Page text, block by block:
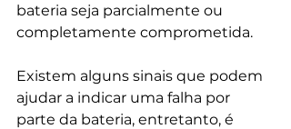
bateria seja parcialmente ou
completamente comprometida.
Existem alguns sinais que podem
ajudar a indicar uma falha por
parte da bateria, entretanto, é